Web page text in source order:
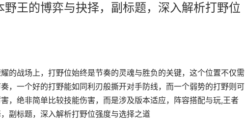
王的博弈与抉择，副标题，深入解析打野位
的战场上，打野位始终是节奏的灵魂与胜负的关键，这个位置不仅需
，一个好的打野能如同利刃般撕开对手防线，而一个弱势的打野则可
，绝非简单比较技能伤害，而是涉及版本适应，阵容搭配与玩,王者
副标题，深入解析打野位强度与选择之道